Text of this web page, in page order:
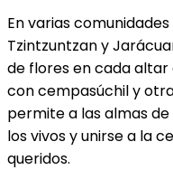
En varias
Tzintzuntzan y
de flores en cada altar
con cempasúchil y
permite a las almas
los vivos y unirse a la
queridos.